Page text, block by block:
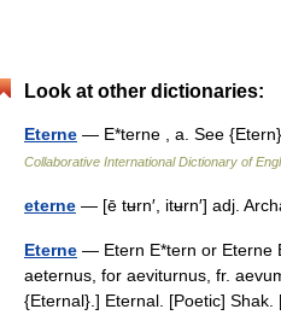
Look at other dictionaries:
Eterne — E*terne , a. See
Collaborative International Dictionary of
eterne — [ē tʉrn′, itʉrn′] adj.
Eterne — Etern E*tern or Eterne
aeternus, for aeviturnus, fr.
{Eternal}.] Eternal. [Poetic]